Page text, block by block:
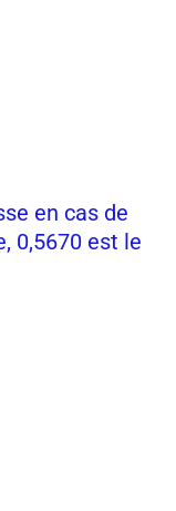
en cas de
0,5670 est le